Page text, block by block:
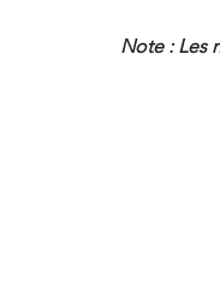
Note : Les